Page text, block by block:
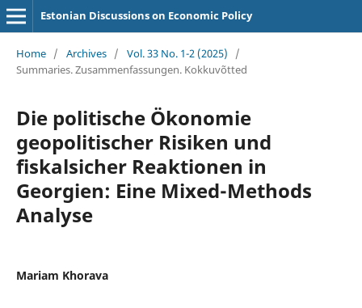
Estonian Discussions on Economic Policy
Home / Archives / Vol. 33 No. 1-2 (2025)
/
Summaries. Zusammenfassungen. Kokkuvõtted
Die politische Ökonomie
geopolitischer Risiken und
fiskalsicher Reaktionen in
Georgien: Eine Mixed-Methods
Analyse
Mariam Khorava